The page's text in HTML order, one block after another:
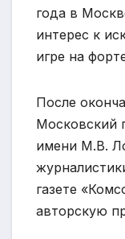
года в
интерес к
игре на
После
Московский
имени М.В.
газете
авторскую